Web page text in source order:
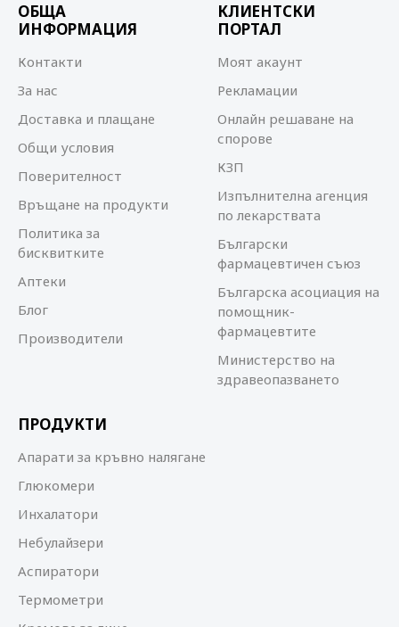
ОБЩА
ИНФОРМАЦИЯ
Контакти
За нас
Доставка и плащане
Общи условия
Поверителност
Връщане на продукти
Политика за
бисквитките
Аптеки
Блог
Производители
КЛИЕНТСКИ
ПОРТАЛ
Моят акаунт
Рекламации
Онлайн решаване на
спорове
КЗП
Изпълнителна агенция
по лекарствата
Български
фармацевтичен съюз
Българска асоциация на
помощник-
фармацевтите
Министерство на
здравеопазването
ПРОДУКТИ
Апарати за кръвно налягане
Глюкомери
Инхалатори
Небулайзери
Аспиратори
Термометри